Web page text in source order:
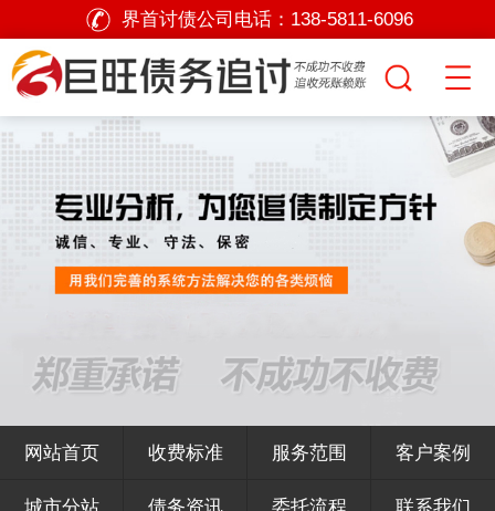
界首讨债公司电话： 138-5811-6096
网站首页 收费标准 服务范围 客户案例